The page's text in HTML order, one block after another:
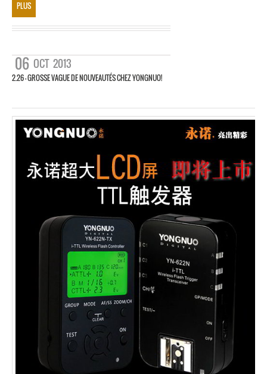
PLUS
06 OCT 2013
2.26 – GROSSE VAGUE DE NOUVEAUTÉS CHEZ YONGNUO!